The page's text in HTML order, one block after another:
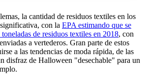
la cantidad de residuos textiles en los
con la EPA estimando que se
de residuos textiles en 2018, con
a vertederos. Gran parte de estos
a las tendencias de moda rápida, de las
disfraz de Halloween "desechable" para un